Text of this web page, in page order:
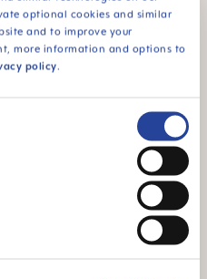
optional cookies and similar
and to improve your
more information and options to
policy.
w latach 2010-2023 na
dzieci.